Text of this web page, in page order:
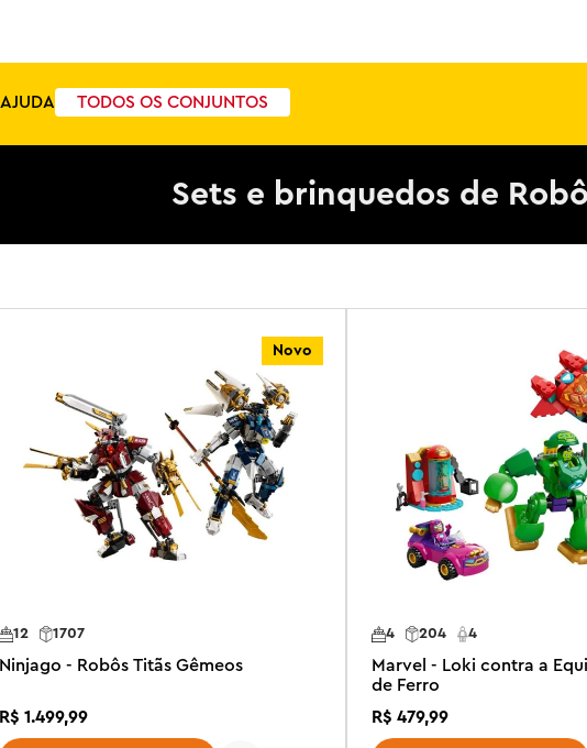
AJUDA TODOS OS CONJUNTOS
Sets e brinquedos de
Novo
1707
12
Ninjago - Robôs Titãs Gêmeos
R$ 1.499,99
4
4 204
Marvel - Loki contra a
de Ferro
R$ 479,99